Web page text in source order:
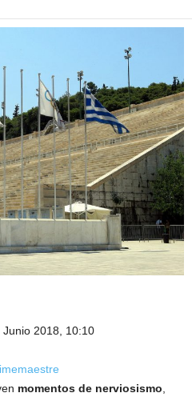
Junio 2018, 10:10
momentos de nerviosismo,